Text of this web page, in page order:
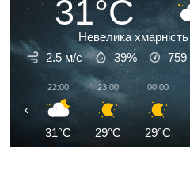
31°C
Невелика хмарність
2.5 м/с
39% 759
22:00
31°C
23:00
29°C
00:00
29°C
‹